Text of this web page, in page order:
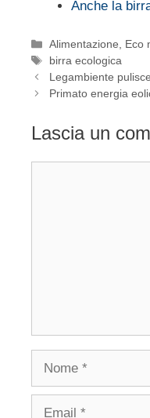
Anche la
Categorie
Alimentazione, Eco
Tag
birra ecologica
Legambiente
Primato energia
Lascia un